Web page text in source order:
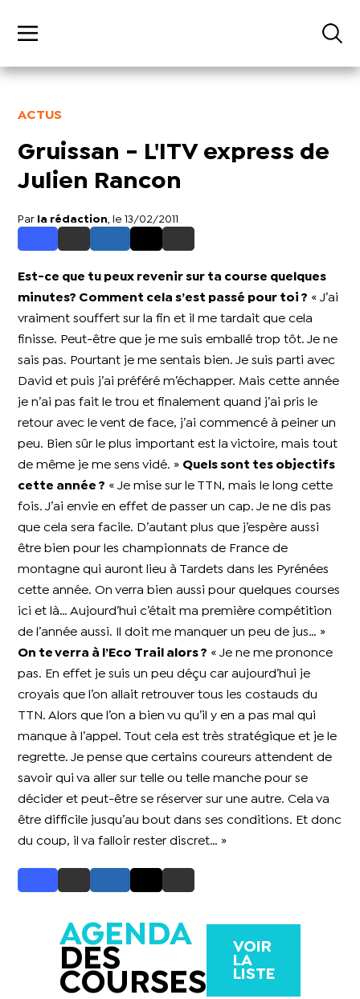
ACTUS
Gruissan - L'ITV express de
Julien Rancon
Par la rédaction , le 13/02/2011
Est-ce que tu peux revenir sur ta course quelques
minutes? Comment cela s’est passé pour toi ? « J’ai
vraiment souffert sur la fin et il me tardait que cela
finisse. Peut-être que je me suis emballé trop tôt. Je ne
sais pas. Pourtant je me sentais bien. Je suis parti avec
David et puis j’ai préféré m’échapper. Mais cette année
je n’ai pas fait le trou et finalement quand j’ai pris le
retour avec le vent de face, j’ai commencé à peiner un
peu. Bien sûr le plus important est la victoire, mais tout
de même je me sens vidé. » Quels sont tes objectifs
cette année ? « Je mise sur le TTN, mais le long cette
fois. J’ai envie en effet de passer un cap. Je ne dis pas
que cela sera facile. D’autant plus que j’espère aussi
être bien pour les championnats de France de
montagne qui auront lieu à Tardets dans les Pyrénées
cette année. On verra bien aussi pour quelques courses
ici et là… Aujourd’hui c’était ma première compétition
de l’année aussi. Il doit me manquer un peu de jus… »
On te verra à l’Eco Trail alors ? « Je ne me prononce
pas. En effet je suis un peu déçu car aujourd’hui je
croyais que l’on allait retrouver tous les costauds du
TTN. Alors que l’on a bien vu qu’il y en a pas mal qui
manque à l’appel. Tout cela est très stratégique et je le
regrette. Je pense que certains coureurs attendent de
savoir qui va aller sur telle ou telle manche pour se
décider et peut-être se réserver sur une autre. Cela va
être difficile jusqu’au bout dans ses conditions. Et donc
du coup, il va falloir rester discret… »
AGENDA
DES
COURSES
VOIR
LA
LISTE